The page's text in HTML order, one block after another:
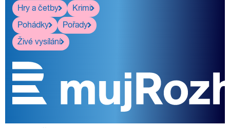
Hry a četby
Krimi
Pohádky
Pořady
Živé vysílání